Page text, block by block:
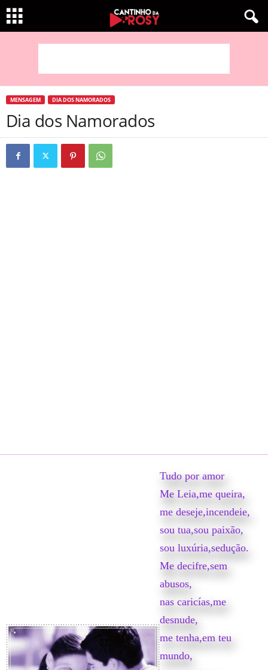
MENSAGEM DIA DOS NAMORADOS
Dia dos Namorados
Tudo por amor
Me Leia,me queira,
me deseje,incendeie,
sou tua,sou paixão,
sou luxúria,sedução.
Me decifre,sem
abusos,
nas caricías,me
desnude,
me tenha,em teu
mundo,